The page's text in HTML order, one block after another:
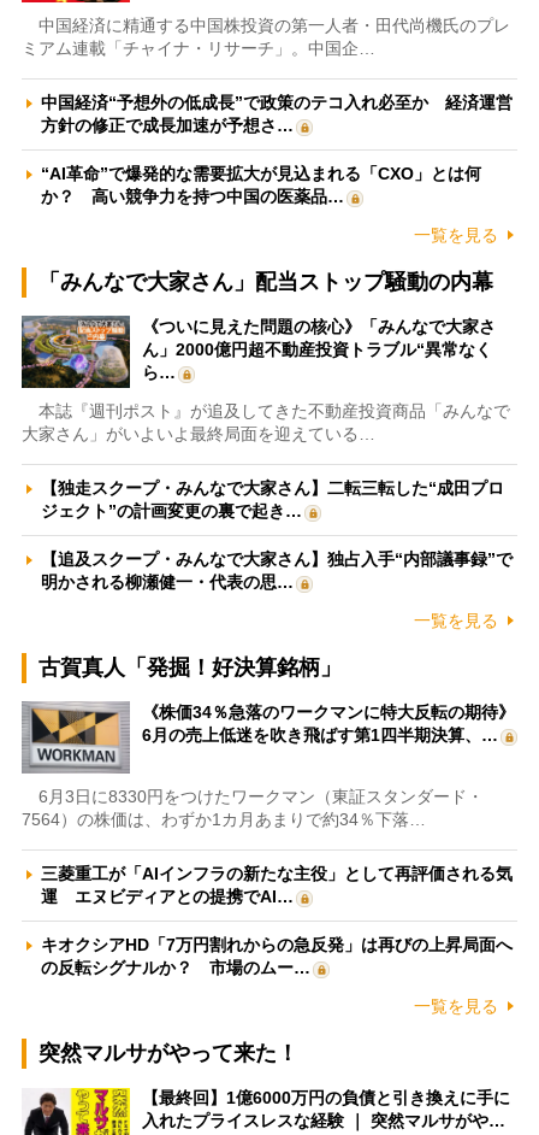
中国経済に精通する中国株投資の第一人者・田代尚機氏のプレ
ミアム連載「チャイナ・リサーチ」。中国企…
中国経済“予想外の低成長”で政策のテコ入れ必至か 経済運営
方針の修正で成長加速が予想さ…
“AI革命”で爆発的な需要拡大が見込まれる「CXO」とは何
か？ 高い競争力を持つ中国の医薬品…
一覧を見る
「みんなで大家さん」配当ストップ騒動の内幕
《ついに見えた問題の核心》「みんなで大家さ
ん」2000億円超不動産投資トラブル“異常なく
ら…
本誌『週刊ポスト』が追及してきた不動産投資商品「みんなで
大家さん」がいよいよ最終局面を迎えている…
【独走スクープ・みんなで大家さん】二転三転した“成田プロ
ジェクト”の計画変更の裏で起き…
【追及スクープ・みんなで大家さん】独占入手“内部議事録”で
明かされる柳瀬健一・代表の思…
一覧を見る
古賀真人「発掘！好決算銘柄」
《株価34％急落のワークマンに特大反転の期待》
6月の売上低迷を吹き飛ばす第1四半期決算、…
6月3日に8330円をつけたワークマン（東証スタンダード・
7564）の株価は、わずか1カ月あまりで約34％下落…
三菱重工が「AIインフラの新たな主役」として再評価される気
運 エヌビディアとの提携でAI…
キオクシアHD「7万円割れからの急反発」は再びの上昇局面へ
の反転シグナルか？ 市場のムー…
一覧を見る
突然マルサがやって来た！
【最終回】1億6000万円の負債と引き換えに手に
入れたプライスレスな経験 ｜ 突然マルサがや…